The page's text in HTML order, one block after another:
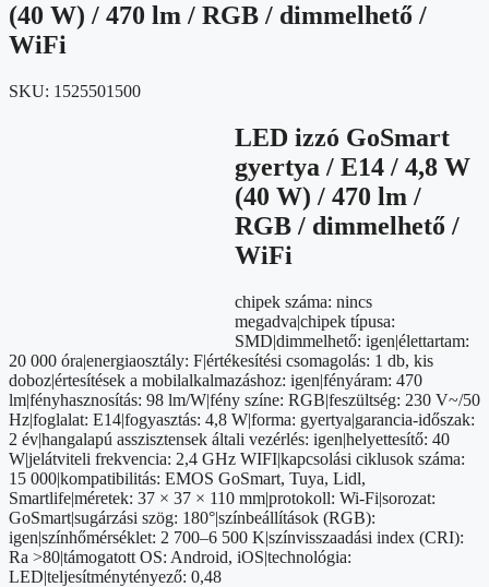
(40 W) / 470 lm / RGB / dimmelhető /
WiFi
SKU: 1525501500
LED izzó GoSmart
gyertya / E14 / 4,8 W
(40 W) / 470 lm /
RGB / dimmelhető /
WiFi
chipek száma: nincs
megadva|chipek típusa:
SMD|dimmelhető: igen|élettartam:
20 000 óra|energiaosztály: F|értékesítési csomagolás: 1 db, kis
doboz|értesítések a mobilalkalmazáshoz: igen|fényáram: 470
lm|fényhasznosítás: 98 lm/W|fény színe: RGB|feszültség: 230 V~/50
Hz|foglalat: E14|fogyasztás: 4,8 W|forma: gyertya|garancia-időszak:
2 év|hangalapú asszisztensek általi vezérlés: igen|helyettesítő: 40
W|jelátviteli frekvencia: 2,4 GHz WIFI|kapcsolási ciklusok száma:
15 000|kompatibilitás: EMOS GoSmart, Tuya, Lidl,
Smartlife|méretek: 37 × 37 × 110 mm|protokoll: Wi-Fi|sorozat:
GoSmart|sugárzási szög: 180°|színbeállítások (RGB):
igen|színhőmérséklet: 2 700–6 500 K|színvisszaadási index (CRI):
Ra >80|támogatott OS: Android, iOS|technológia:
LED|teljesítménytényező: 0,48